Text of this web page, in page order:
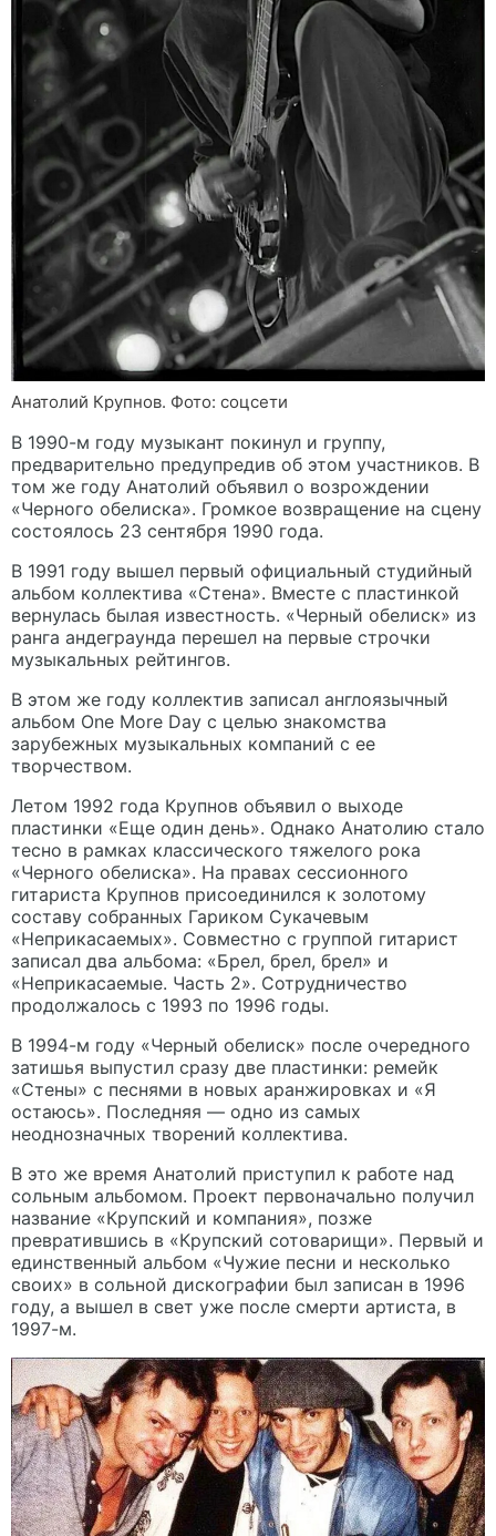
Анатолий Крупнов. Фото: соцсети
В 1990-м году музыкант покинул и группу,
предварительно предупредив об этом участников. В
том же году Анатолий объявил о возрождении
«Черного обелиска». Громкое возвращение на сцену
состоялось 23 сентября 1990 года.
В 1991 году вышел первый официальный студийный
альбом коллектива «Стена». Вместе с пластинкой
вернулась былая известность. «Черный обелиск» из
ранга андеграунда перешел на первые строчки
музыкальных рейтингов.
В этом же году коллектив записал англоязычный
альбом One More Day с целью знакомства
зарубежных музыкальных компаний с ее
творчеством.
Летом 1992 года Крупнов объявил о выходе
пластинки «Еще один день». Однако Анатолию стало
тесно в рамках классического тяжелого рока
«Черного обелиска». На правах сессионного
гитариста Крупнов присоединился к золотому
составу собранных Гариком Сукачевым
«Неприкасаемых». Совместно с группой гитарист
записал два альбома: «Брел, брел, брел» и
«Неприкасаемые. Часть 2». Сотрудничество
продолжалось с 1993 по 1996 годы.
В 1994-м году «Черный обелиск» после очередного
затишья выпустил сразу две пластинки: ремейк
«Стены» с песнями в новых аранжировках и «Я
остаюсь». Последняя — одно из самых
неоднозначных творений коллектива.
В это же время Анатолий приступил к работе над
сольным альбомом. Проект первоначально получил
название «Крупский и компания», позже
превратившись в «Крупский сотоварищи». Первый и
единственный альбом «Чужие песни и несколько
своих» в сольной дискографии был записан в 1996
году, а вышел в свет уже после смерти артиста, в
1997-м.